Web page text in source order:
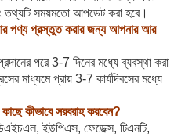
তথ্যটি সময়মতো আপডেট করা হবে।
পণ্য প্রস্তুত করার জন্য আপনার আর
পরে 3-7 দিনের মধ্যে ব্যবস্থা করা
মাধ্যমে প্রায় 3-7 কার্যদিবসের মধ্যে
কীভাবে সরবরাহ করবেন?
ইউপিএস, ফেডেক্স, টিএনটি,